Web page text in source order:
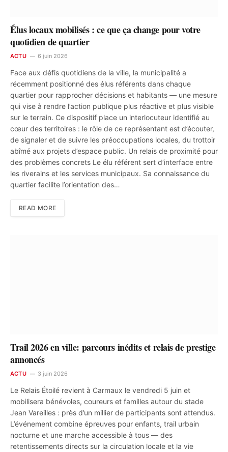
Élus locaux mobilisés : ce que ça change pour votre
quotidien de quartier
ACTU 6 juin 2026
Face aux défis quotidiens de la ville, la municipalité a
récemment positionné des élus référents dans chaque
quartier pour rapprocher décisions et habitants — une mesure
qui vise à rendre l’action publique plus réactive et plus visible
sur le terrain. Ce dispositif place un interlocuteur identifié au
cœur des territoires : le rôle de ce représentant est d’écouter,
de signaler et de suivre les préoccupations locales, du trottoir
abîmé aux projets d’espace public. Un relais de proximité pour
des problèmes concrets Le élu référent sert d’interface entre
les riverains et les services municipaux. Sa connaissance du
quartier facilite l’orientation des…
READ MORE
Trail 2026 en ville: parcours inédits et relais de prestige
annoncés
ACTU 3 juin 2026
Le Relais Étoilé revient à Carmaux le vendredi 5 juin et
mobilisera bénévoles, coureurs et familles autour du stade
Jean Vareilles : près d’un millier de participants sont attendus.
L’événement combine épreuves pour enfants, trail urbain
nocturne et une marche accessible à tous — des
retentissements directs sur la circulation locale et la vie